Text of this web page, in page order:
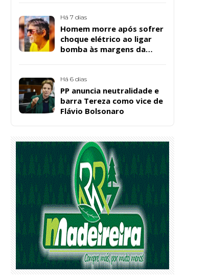
Santos, em Patos
Há 7 dias
Homem morre após sofrer
choque elétrico ao ligar
bomba às margens da
Há 6 dias
PP anuncia neutralidade e
barra Tereza como vice de
Flávio Bolsonaro